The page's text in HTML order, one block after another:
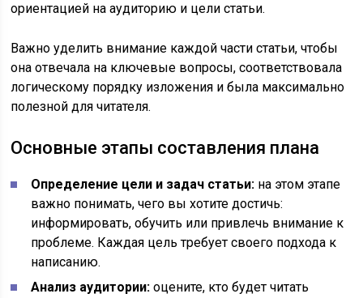
ориентацией на аудиторию и цели статьи.
Важно уделить внимание каждой части статьи, чтобы
она отвечала на ключевые вопросы, соответствовала
логическому порядку изложения и была максимально
полезной для читателя.
Основные этапы составления плана
Определение цели и задач статьи: на этом этапе
важно понимать, чего вы хотите достичь:
информировать, обучить или привлечь внимание к
проблеме. Каждая цель требует своего подхода к
написанию.
Анализ аудитории: оцените, кто будет читать